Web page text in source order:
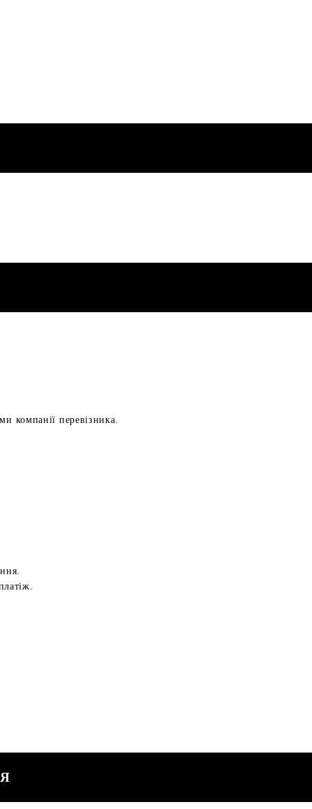
компанії перевізника.